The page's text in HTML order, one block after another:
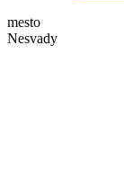
mesto
Nesvady